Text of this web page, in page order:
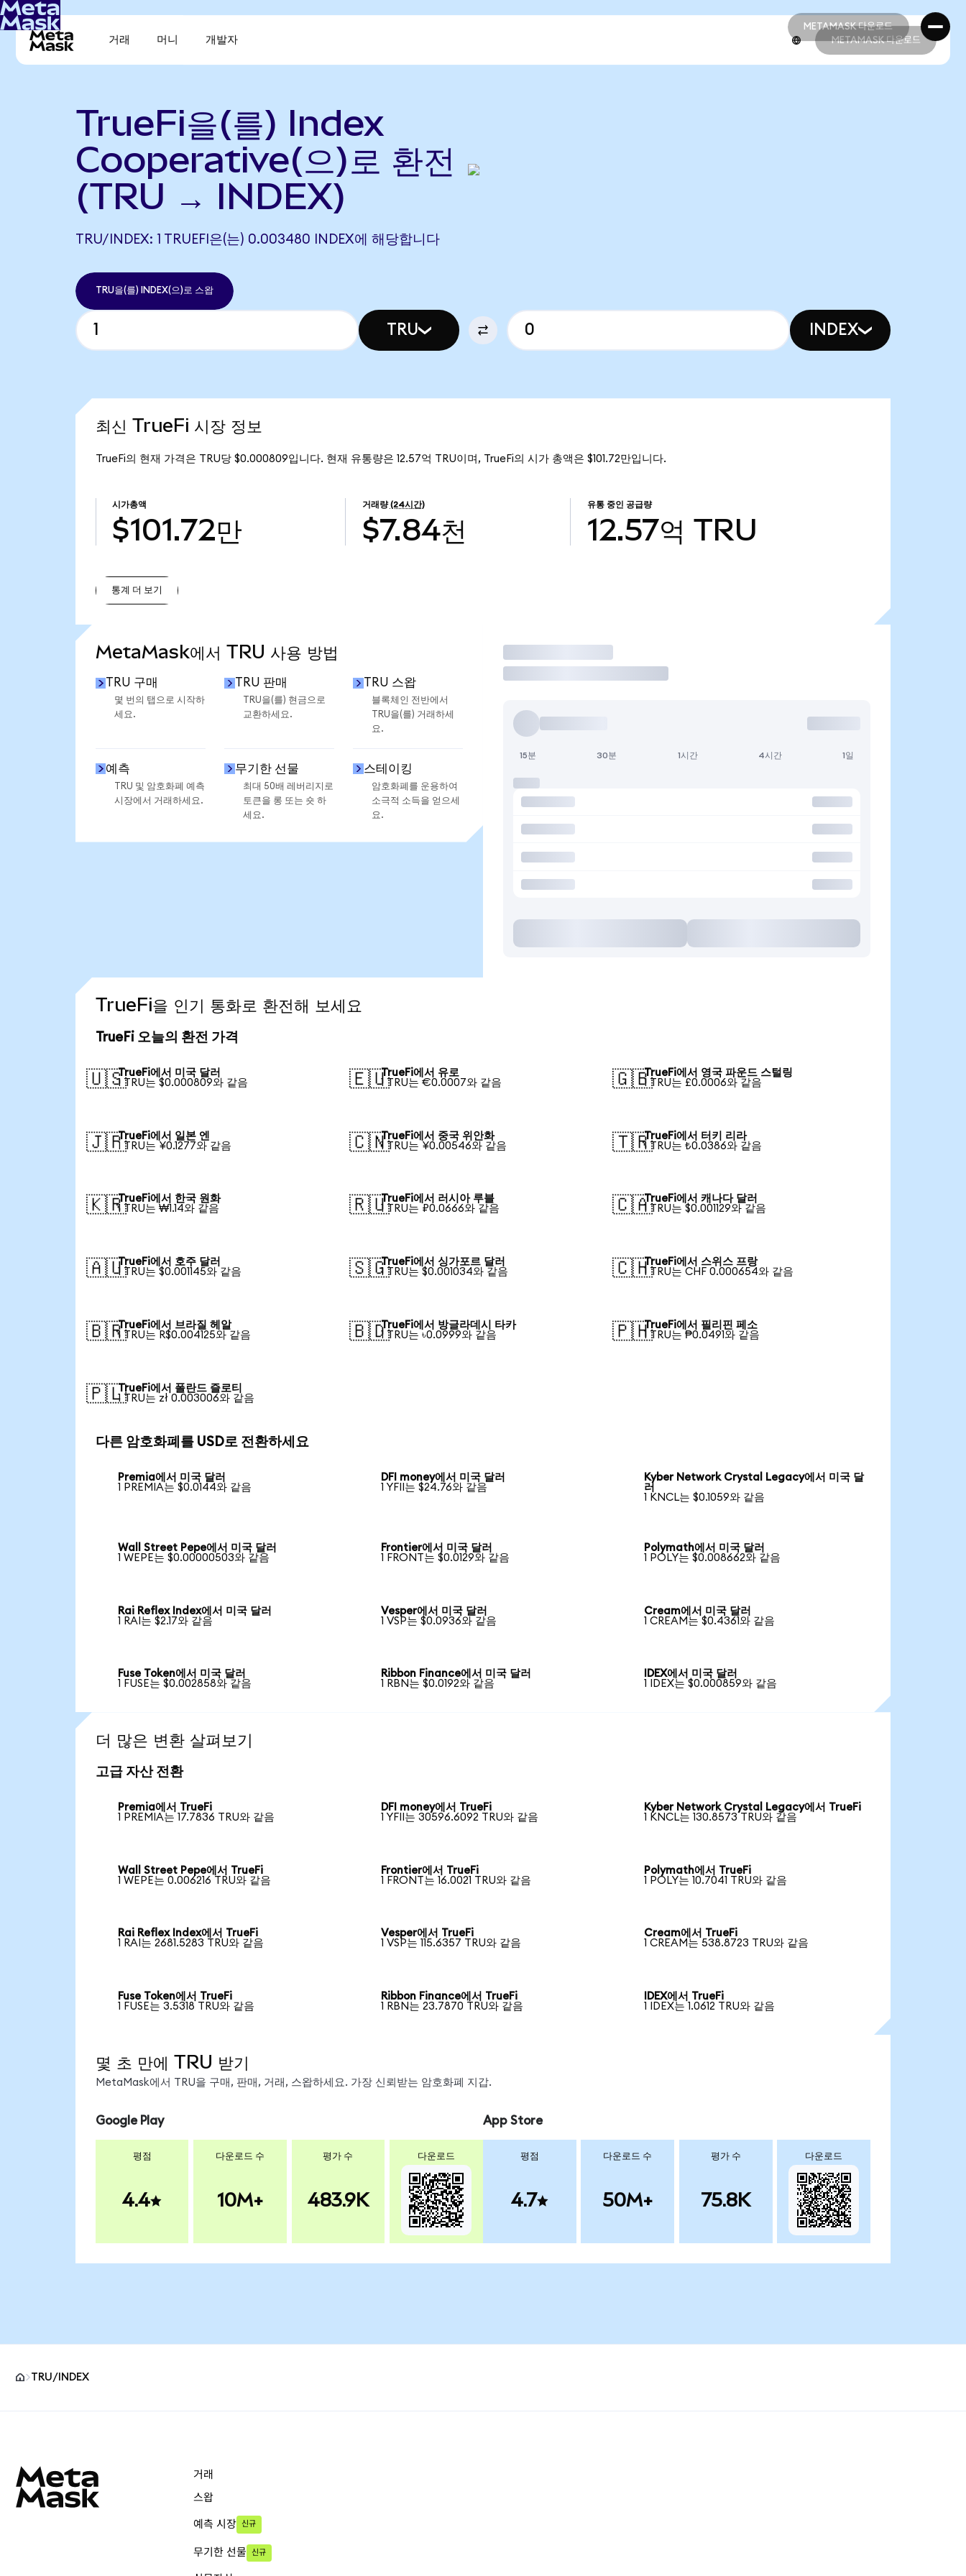
METAMASK 다운로드
METAMASK 다운로드
거래 머니 개발자 METAMASK 다운로드
TrueFi을(를) Index
Cooperative(으)로 환전
(TRU → INDEX)
TRU/INDEX: 1 TRUEFI은(는) 0.003480 INDEX에 해당합니다
TRU을(를) INDEX(으)로 스왑
TRU INDEX
최신 TrueFi 시장 정보
TrueFi의 현재 가격은 TRU당 $0.000809입니다. 현재 유통량은 12.57억 TRU이며, TrueFi의 시가 총액은 $101.72만입니다.
시가총액
$101.72만
거래량 (24시간)
$7.84천
유통 중인 공급량
12.57억 TRU
통계 더 보기
MetaMask에서 TRU 사용 방법
TRU 구매
몇 번의 탭으로 시작하
세요.
TRU 판매
TRU을(를) 현금으로
교환하세요.
TRU 스왑
블록체인 전반에서
TRU을(를) 거래하세
요.
예측
TRU 및 암호화폐 예측
시장에서 거래하세요.
무기한 선물
최대 50배 레버리지로
토큰을 롱 또는 숏 하
세요.
스테이킹
암호화폐를 운용하여
소극적 소득을 얻으세
요.
거래
15분 30분 1시간 4시간 1일
TrueFi을 인기 통화로 환전해 보세요
TrueFi 오늘의 환전 가격
🇺🇸TrueFi에서 미국 달러
1 TRU는 $0.000809와 같음
🇪🇺TrueFi에서 유로
1 TRU는 €0.0007와 같음
🇬🇧TrueFi에서 영국 파운드 스털링
1 TRU는 £0.0006와 같음
🇯🇵TrueFi에서 일본 엔
1 TRU는 ¥0.1277와 같음
🇨🇳TrueFi에서 중국 위안화
1 TRU는 ¥0.00546와 같음
🇹🇷TrueFi에서 터키 리라
1 TRU는 ₺0.0386와 같음
🇰🇷TrueFi에서 한국 원화
1 TRU는 ₩1.14와 같음
🇷🇺TrueFi에서 러시아 루블
1 TRU는 ₽0.0666와 같음
🇨🇦TrueFi에서 캐나다 달러
1 TRU는 $0.001129와 같음
🇦🇺TrueFi에서 호주 달러
1 TRU는 $0.001145와 같음
🇸🇬TrueFi에서 싱가포르 달러
1 TRU는 $0.001034와 같음
🇨🇭TrueFi에서 스위스 프랑
1 TRU는 CHF 0.000654와 같음
🇧🇷TrueFi에서 브라질 헤알
1 TRU는 R$0.004125와 같음
🇧🇩TrueFi에서 방글라데시 타카
1 TRU는 ৳0.0999와 같음
🇵🇭TrueFi에서 필리핀 페소
1 TRU는 ₱0.0491와 같음
🇵🇱TrueFi에서 폴란드 즐로티
1 TRU는 zł 0.003006와 같음
다른 암호화폐를 USD로 전환하세요
Premia에서 미국 달러
1 PREMIA는 $0.0144와 같음
DFI money에서 미국 달러
1 YFII는 $24.76와 같음
Kyber Network Crystal Legacy에서 미국 달
러
1 KNCL는 $0.1059와 같음
Wall Street Pepe에서 미국 달러
1 WEPE는 $0.00000503와 같음
Frontier에서 미국 달러
1 FRONT는 $0.0129와 같음
Polymath에서 미국 달러
1 POLY는 $0.008662와 같음
Rai Reflex Index에서 미국 달러
1 RAI는 $2.17와 같음
Vesper에서 미국 달러
1 VSP는 $0.0936와 같음
Cream에서 미국 달러
1 CREAM는 $0.4361와 같음
Fuse Token에서 미국 달러
1 FUSE는 $0.002858와 같음
Ribbon Finance에서 미국 달러
1 RBN는 $0.0192와 같음
IDEX에서 미국 달러
1 IDEX는 $0.000859와 같음
더 많은 변환 살펴보기
고급 자산 전환
Premia에서 TrueFi
1 PREMIA는 17.7836 TRU와 같음
DFI money에서 TrueFi
1 YFII는 30596.6092 TRU와 같음
Kyber Network Crystal Legacy에서 TrueFi
1 KNCL는 130.8573 TRU와 같음
Wall Street Pepe에서 TrueFi
1 WEPE는 0.006216 TRU와 같음
Frontier에서 TrueFi
1 FRONT는 16.0021 TRU와 같음
Polymath에서 TrueFi
1 POLY는 10.7041 TRU와 같음
Rai Reflex Index에서 TrueFi
1 RAI는 2681.5283 TRU와 같음
Vesper에서 TrueFi
1 VSP는 115.6357 TRU와 같음
Cream에서 TrueFi
1 CREAM는 538.8723 TRU와 같음
Fuse Token에서 TrueFi
1 FUSE는 3.5318 TRU와 같음
Ribbon Finance에서 TrueFi
1 RBN는 23.7870 TRU와 같음
IDEX에서 TrueFi
1 IDEX는 1.0612 TRU와 같음
몇 초 만에 TRU 받기
MetaMask에서 TRU을 구매, 판매, 거래, 스왑하세요. 가장 신뢰받는 암호화폐 지갑.
Google Play
평점
4.4
다운로드 수
10M+
평가 수
483.9K
다운로드
App Store
평점
4.7
다운로드 수
50M+
평가 수
75.8K
다운로드
TRU/INDEX
거래
스왑
예측 시장 신규
무기한 선물 신규